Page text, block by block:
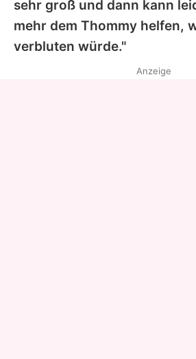
sehr groß und dann kann
mehr dem Thommy helfen,
verbluten würde."
Anzeige